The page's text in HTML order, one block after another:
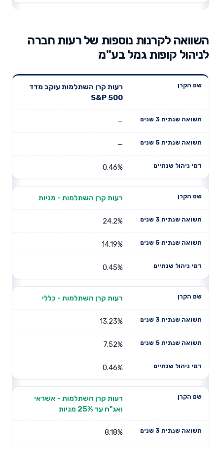
השוואה לקרנות נוספות של רעות חברה
לניהול קופות גמל בע"מ
שנתית 3
תשואה
דמי ניהול
רעות קרן השתלמות עוקב מדד
S&P 500
—
—
0.46%
רעות קרן השתלמות - מניות
24.2%
14.19%
0.45%
רעות קרן השתלמות - כללי
13.23%
7.52%
0.46%
רעות קרן השתלמות - אשראי
ואג"ח עד 25% מניות
8.18%